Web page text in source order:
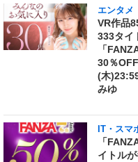
エンタメ
VR作品
333タイ
「
30％
(木
みゆ
IT・スマ
「
イトル